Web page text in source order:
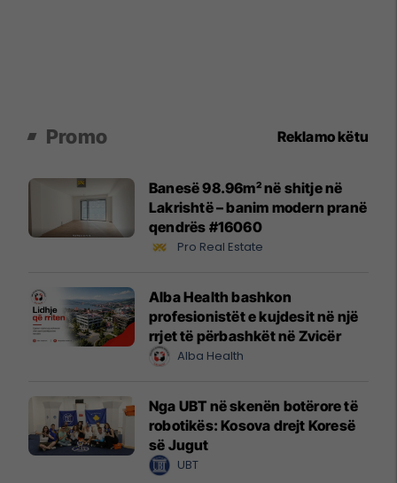
Promo Reklamo këtu
Banesë 98.96m² në shitje në
Lakrishtë – banim modern pranë
qendrës #16060
Pro Real Estate
Alba Health bashkon
profesionistët e kujdesit në një
rrjet të përbashkët në Zvicër
Alba Health
Nga UBT në skenën botërore të
robotikës: Kosova drejt Koresë
së Jugut
UBT